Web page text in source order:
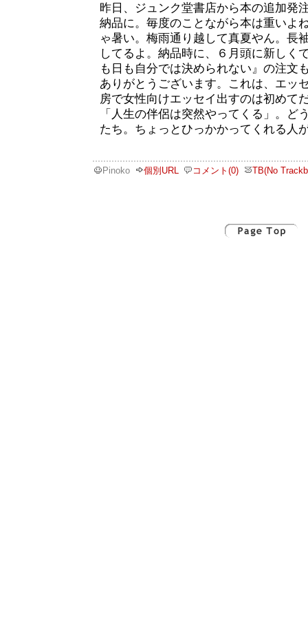
昨日、ジュンク堂書店から本の追加発
納品に。毎度のことながら本は重いよ
ゃ暑い。梅雨通り越して真夏やん。長
してるよ。納品時に、６月頭に新しく
も日も自分では決められない』の注文
ありがとうございます。これは、エッ
房で女性向けエッセイ出すのは初めて
「人生の伴侶は突然やってくる」。ど
たち。ちょっとひっかかってくれる人
Pinoko 個別URL コメント(0) TB(No